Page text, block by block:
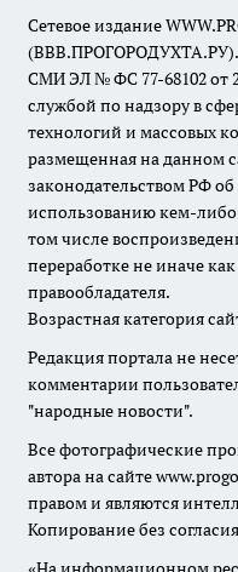
Сетевое издание
(ВВВ.ПРОГОРОДУХТА.РУ).
СМИ ЭЛ № ФС 77-68102 от
службой по надзору в
технологий и массовых
размещенная на данном
законодательством РФ
использованию кем-
том числе
переработке не иначе
правообладателя.
Возрастная категория
Редакция портала не
комментарии
"народные новости".
Все фотографические
автора на сайте
правом и являются
Копирование без